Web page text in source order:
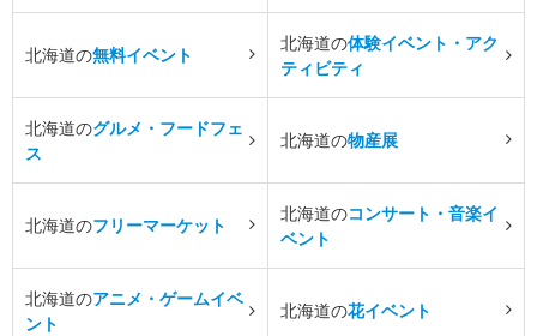
北海道の無料イベント
北海道の体験イベント・アク
ティビティ
北海道のグルメ・フードフェ
ス
北海道の物産展
北海道のフリーマーケット
北海道のコンサート・音楽イ
ベント
北海道のアニメ・ゲームイベ
ント
北海道の花イベント